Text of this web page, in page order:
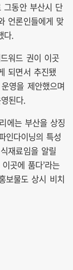
그동안 부산시 단
언론인들에게 맞
다.
워드 권이 이곳
되면서 추진됐
영을 제안했으며
된다.
에는 부산을 상징
인다이닝의 특성
재료임을 알릴
곳에 품다’라는
보물도 상시 비치